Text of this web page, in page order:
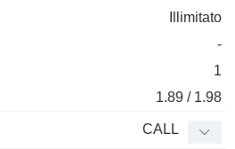
Illimitato
-
1
1.89 / 1.98
CALL